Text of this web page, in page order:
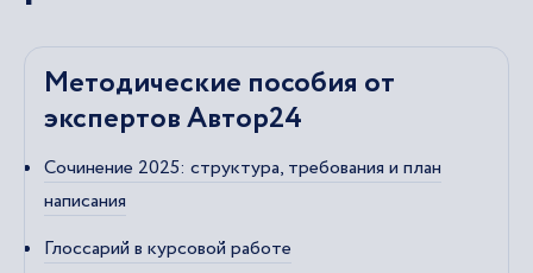
Методические пособия от
экспертов Автор24
Сочинение 2025: структура, требования и план
написания
Глоссарий в курсовой работе